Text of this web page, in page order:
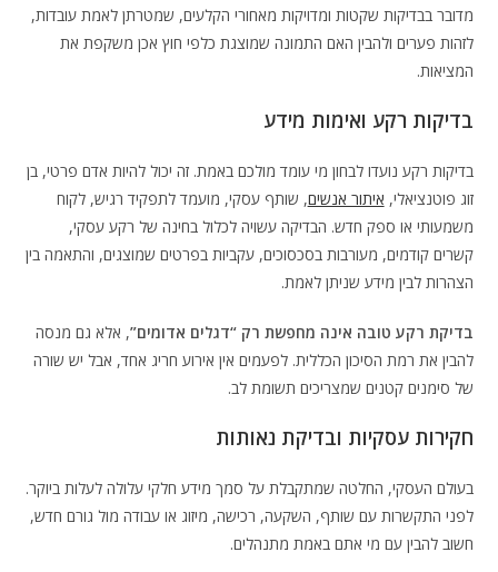
מדובר בבדיקות שקטות ומדויקות מאחורי הקלעים, שמטרתן לאמת עובדות,
לזהות פערים ולהבין האם התמונה שמוצגת כלפי חוץ אכן משקפת את
המציאות.
בדיקות רקע ואימות מידע
בדיקות רקע נועדו לבחון מי עומד מולכם באמת. זה יכול להיות אדם פרטי, בן
זוג פוטנציאלי, איתור אנשים, שותף עסקי, מועמד לתפקיד רגיש, לקוח
משמעותי או ספק חדש. הבדיקה עשויה לכלול בחינה של רקע עסקי,
קשרים קודמים, מעורבות בסכסוכים, עקביות בפרטים שמוצגים, והתאמה בין
הצהרות לבין מידע שניתן לאמת.
בדיקת רקע טובה אינה מחפשת רק “דגלים אדומים”, אלא גם מנסה
להבין את רמת הסיכון הכללית. לפעמים אין אירוע חריג אחד, אבל יש שורה
של סימנים קטנים שמצריכים תשומת לב.
חקירות עסקיות ובדיקת נאותות
בעולם העסקי, החלטה שמתקבלת על סמך מידע חלקי עלולה לעלות ביוקר.
לפני התקשרות עם שותף, השקעה, רכישה, מיזוג או עבודה מול גורם חדש,
חשוב להבין עם מי אתם באמת מתנהלים.